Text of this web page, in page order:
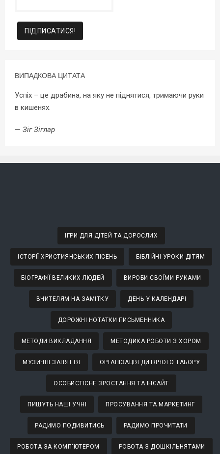
ВИПАДКОВА ЦИТАТА
Успіх – це драбина, на яку не піднятися, тримаючи руки
в кишенях.
— Зіг Зіглар
ІГРИ ДЛЯ ДІТЕЙ ТА ДОРОСЛИХ
ІСТОРІЇ ХРИСТИЯНСЬКИХ ПІСЕНЬ БІБЛІЙНІ УРОКИ ДІТЯМ
БІОГРАФІЇ ВЕЛИКИХ ЛЮДЕЙ ВИРОБИ СВОЇМИ РУКАМИ
ВЧИТЕЛЯМ НА ЗАМІТКУ ДЕНЬ У КАЛЕНДАРІ
ДОРОЖНІ НОТАТКИ ПИСЬМЕННИКА
МЕТОДИ ВИКЛАДАННЯ МЕТОДИКА РОБОТИ З ХОРОМ
МУЗИЧНІ ЗАНЯТТЯ ОРГАНІЗАЦІЯ ДИТЯЧОГО ТАБОРУ
ОСОБИСТІСНЕ ЗРОСТАННЯ ТА ІНСАЙТ
ПИШУТЬ НАШІ УЧНІ ПРОСУВАННЯ ТА МАРКЕТИНГ
РАДИМО ПОДИВИТИСЬ РАДИМО ПРОЧИТАТИ
РОБОТА ЗА КОМП'ЮТЕРОМ РОБОТА З ДОШКІЛЬНЯТАМИ